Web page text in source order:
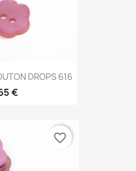
DROPS 616
€
favorite_border